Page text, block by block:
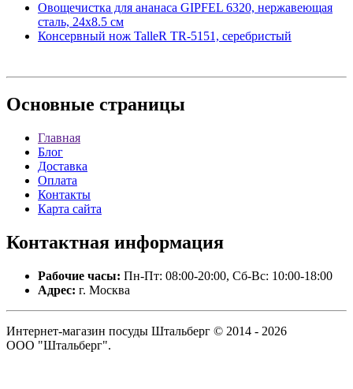
Овощечистка для ананаса GIPFEL 6320, нержавеющая
сталь, 24х8.5 см
Консервный нож TalleR TR-5151, серебристый
Основные страницы
Главная
Блог
Доставка
Оплата
Контакты
Карта сайта
Контактная информация
Рабочие часы: Пн-Пт: 08:00-20:00, Сб-Вс: 10:00-18:00
Адрес: г. Москва
Интернет-магазин посуды Штальберг © 2014 - 2026
ООО "Штальберг".